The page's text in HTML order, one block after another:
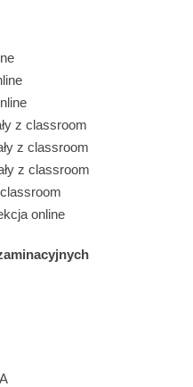
z classroom
z classroom
z classroom
online